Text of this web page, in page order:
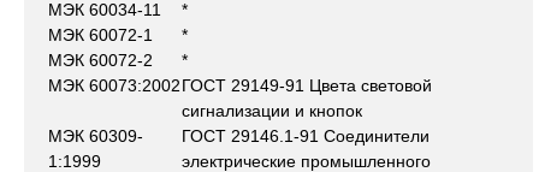
МЭК 60034-11
*
МЭК 60072-1
*
МЭК 60072-2
*
МЭК 60073:2002ГОСТ 29149-91 Цвета световой
сигнализации и кнопок
МЭК 60309-
1:1999
ГОСТ 29146.1-91 Соединители
электрические промышленного